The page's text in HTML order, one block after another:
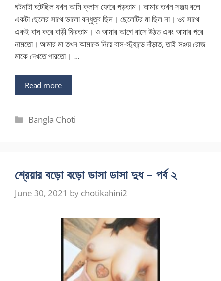
ঘটনাটা ঘটেছিল যখন আমি ক্লাস ফোরে পড়তাম। আমার তখন সঞ্জয় বলে
একটা ছেলের সাথে ভালো বন্ধুত্ব ছিল। ছেলেটির মা ছিল না। ওর সাথে
একই বাস করে বাড়ী ফিরতাম। ও আমার আগে বাসে উঠত এবং আমার পরে
নামতো। আমার মা তখন আমাকে নিয়ে বাস-স্ট্যান্ডে দাঁড়াত, তাই সঞ্জয় রোজ
মাকে দেখতে পারতো। …
Read more
Categories
Bangla Choti
শ্রেয়ার বড়ো বড়ো ডাসা ডাসা দুধ – পর্ব ২
June 30, 2021 by chotikahini2